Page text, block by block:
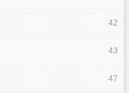
42
43
47